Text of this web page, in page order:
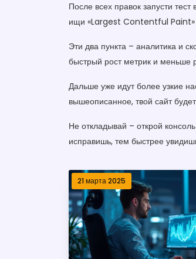
После всех правок запусти
ищи «Largest Contentful Paint»
Эти два пункта – аналитика и
быстрый рост метрик и меньше
Дальше уже идут более узкие
вышеописанное, твой сайт
Не откладывай – открой
исправишь, тем быстрее
21 марта 2025